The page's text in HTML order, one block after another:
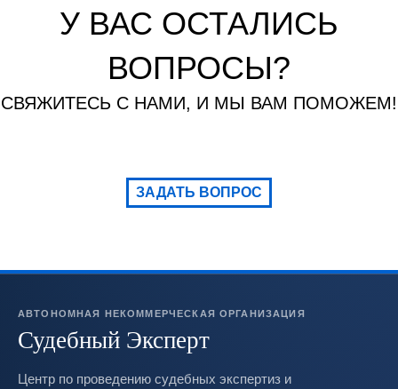
У ВАС ОСТАЛИСЬ
ВОПРОСЫ?
СВЯЖИТЕСЬ С НАМИ, И МЫ ВАМ ПОМОЖЕМ!
ЗАДАТЬ ВОПРОС
АВТОНОМНАЯ НЕКОММЕРЧЕСКАЯ ОРГАНИЗАЦИЯ
Судебный Эксперт
Центр по проведению судебных экспертиз и